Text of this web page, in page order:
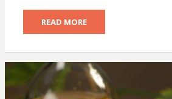
READ MORE